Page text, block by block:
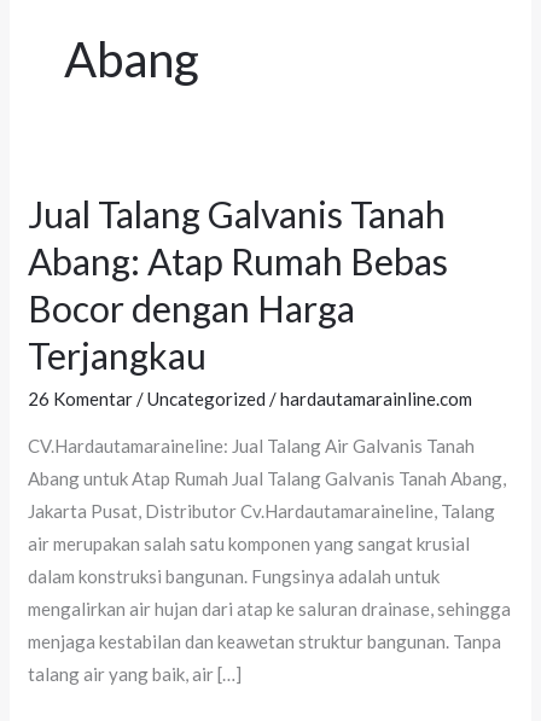
Abang
Jual Talang Galvanis Tanah
Abang: Atap Rumah Bebas
Bocor dengan Harga
Terjangkau
26 Komentar /Uncategorized /hardautamarainline.com
CV.Hardautamaraineline: Jual Talang Air Galvanis Tanah
Abang untuk Atap Rumah Jual Talang Galvanis Tanah Abang,
Jakarta Pusat, Distributor Cv.Hardautamaraineline, Talang
air merupakan salah satu komponen yang sangat krusial
dalam konstruksi bangunan. Fungsinya adalah untuk
mengalirkan air hujan dari atap ke saluran drainase, sehingga
menjaga kestabilan dan keawetan struktur bangunan. Tanpa
talang air yang baik, air […]
Jual
Galvanis
Tanah
Atap
Rumah